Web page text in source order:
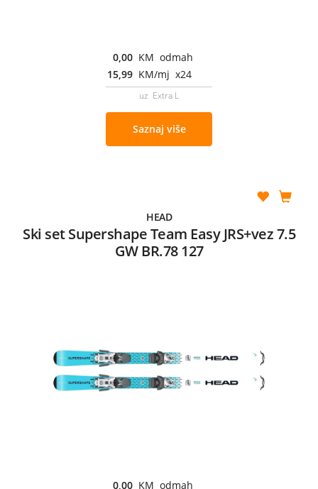
0,00 KM odmah
15,99 KM/mj x24
uz Extra L
Saznaj više
HEAD
Ski set Supershape Team Easy JRS+vez 7.5
GW BR.78 127
0,00 KM odmah